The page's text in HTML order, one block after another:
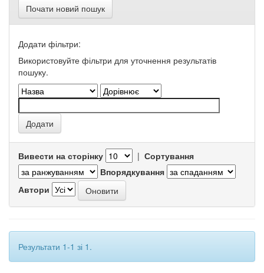
Почати новий пошук
Додати фільтри:
Використовуйте фільтри для уточнення результатів
пошуку.
Вивести на сторінку | Сортування
Впорядкування
Автори
Результати 1-1 зі 1.